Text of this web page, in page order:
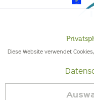
QUALITÄT AUS
Diese Website verwendet